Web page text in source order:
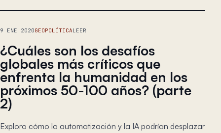
9 ENE 2020GEOPOLÍTICALEER
¿Cuáles son los desafíos
globales más críticos que
enfrenta la humanidad en los
próximos 50-100 años? (parte
2)
Exploro cómo la automatización y la IA podrían desplazar